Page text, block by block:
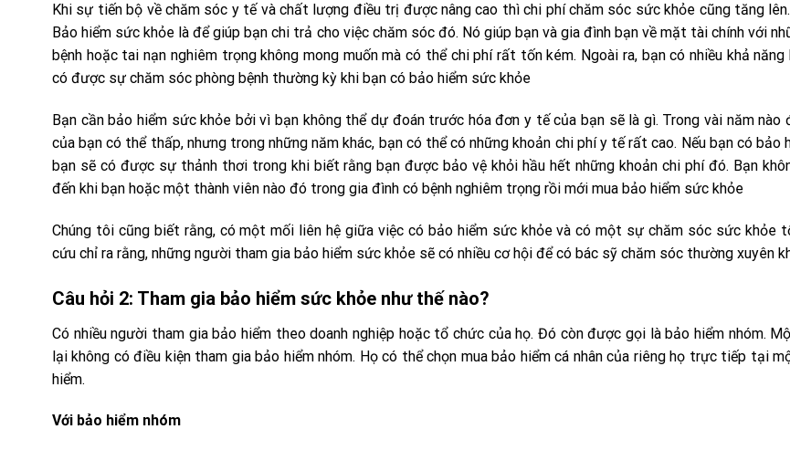
Khi sự tiến bộ về chăm sóc y tế và chất lượng điều trị được nâng cao thì chi phí chăm sóc sức khỏe cũng tăng
Bảo hiểm sức khỏe là để giúp bạn chi trả cho việc chăm sóc đó. Nó giúp bạn và gia đình bạn về mặt tài chính với
bệnh hoặc tai nạn nghiêm trọng không mong muốn mà có thể chi phí rất tốn kém. Ngoài ra, bạn có nhiều khả
có được sự chăm sóc phòng bệnh thường kỳ khi bạn có bảo hiểm sức khỏe
Bạn cần bảo hiểm sức khỏe bởi vì bạn không thể dự đoán trước hóa đơn y tế của bạn sẽ là gì. Trong vài năm nào
của bạn có thể thấp, nhưng trong những năm khác, bạn có thể có những khoản chi phí y tế rất cao. Nếu bạn có bảo
bạn sẽ có được sự thảnh thơi trong khi biết rằng bạn được bảo vệ khỏi hầu hết những khoản chi phí đó. Bạn
đến khi bạn hoặc một thành viên nào đó trong gia đình có bệnh nghiêm trọng rồi mới mua bảo hiểm sức khỏe
Chúng tôi cũng biết rằng, có một mối liên hệ giữa việc có bảo hiểm sức khỏe và có một sự chăm sóc sức khỏe
cứu chỉ ra rằng, những người tham gia bảo hiểm sức khỏe sẽ có nhiều cơ hội để có bác sỹ chăm sóc thường xuyên
Câu hỏi 2: Tham gia bảo hiểm sức khỏe như thế nào?
Có nhiều người tham gia bảo hiểm theo doanh nghiệp hoặc tổ chức của họ. Đó còn được gọi là bảo hiểm nhóm.
lại không có điều kiện tham gia bảo hiểm nhóm. Họ có thể chọn mua bảo hiểm cá nhân của riêng họ trực tiếp tại
hiểm.
Với bảo hiểm nhóm